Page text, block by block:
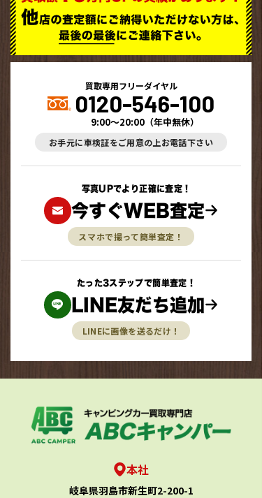
買取専用フリーダイヤル
0120-546-100
9:00～20:00 （年中無休）
お手元に車検証をご用意の上お電話下さい
写真UPでより正確に査定！
今すぐWEB査定
スマホで撮って簡単査定！
たった3ステップで簡単査定！
LINE友だち追加
LINEに画像を送るだけ！
本社
岐阜県羽島市新生町2-200-1